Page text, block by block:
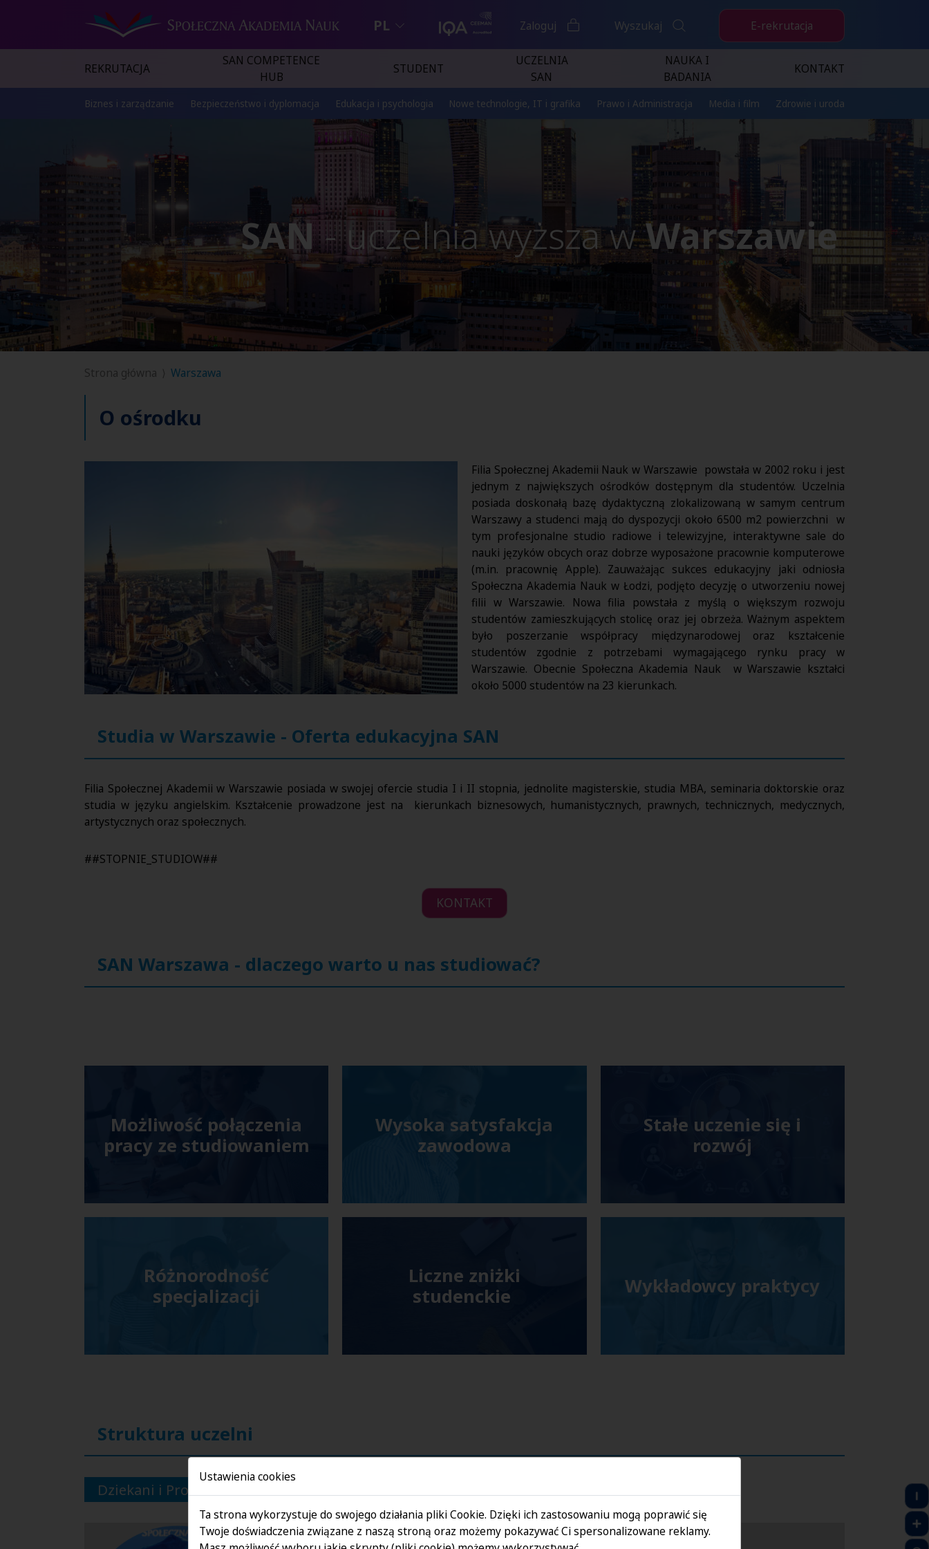
PL Zaloguj Wyszukaj E-rekrutacja
REKRUTACJA
SAN COMPETENCE
HUB
STUDENT
UCZELNIA
SAN
NAUKA I
BADANIA
KONTAKT
Biznes i zarządzanie Bezpieczeństwo i dyplomacja Edukacja i psychologia Nowe technologie, IT i grafika Prawo i Administracja Media i film Zdrowie i uroda
SAN- uczelnia wyższa wWarszawie
Strona główna Warszawa
O ośrodku
Filia Społecznej Akademii Nauk w Warszawie powstała w 2002 roku i jest
jednym z największych ośrodków dostępnym dla studentów. Uczelnia
posiada doskonałą bazę dydaktyczną zlokalizowaną w samym centrum
Warszawy a studenci mają do dyspozycji około 6500 m2 powierzchni w
tym profesjonalne studio radiowe i telewizyjne, interaktywne sale do
nauki języków obcych oraz dobrze wyposażone pracownie komputerowe
(m.in. pracownię Apple). Zauważając sukces edukacyjny jaki odniosła
Społeczna Akademia Nauk w Łodzi, podjęto decyzję o utworzeniu nowej
filii w Warszawie. Nowa filia powstała z myślą o większym rozwoju
studentów zamieszkujących stolicę oraz jej obrzeża. Ważnym aspektem
było poszerzanie współpracy międzynarodowej oraz kształcenie
studentów zgodnie z potrzebami wymagającego rynku pracy w
Warszawie. Obecnie Społeczna Akademia Nauk w Warszawie kształci
około 5000 studentów na 23 kierunkach.
Studia w Warszawie - Oferta edukacyjna SAN
Filia Społecznej Akademii w Warszawie posiada w swojej ofercie studia I i II stopnia, jednolite magisterskie, studia MBA, seminaria doktorskie oraz
studia w języku angielskim. Kształcenie prowadzone jest na kierunkach biznesowych, humanistycznych, prawnych, technicznych, medycznych,
artystycznych oraz społecznych.
##STOPNIE_STUDIOW##
KONTAKT
SAN Warszawa - dlaczego warto u nas studiować?
Możliwość połączenia
pracy ze studiowaniem
Wysoka satysfakcja
zawodowa
Stałe uczenie się i
rozwój
Różnorodność
specjalizacji
Liczne zniżki
studenckie
Wykładowcy praktycy
Struktura uczelni
Dziekani i Prodziekani Wydziałów
Ustawienia cookies
Ta strona wykorzystuje do swojego działania pliki Cookie. Dzięki ich zastosowaniu mogą poprawić się
Twoje doświadczenia związane z naszą stroną oraz możemy pokazywać Ci spersonalizowane reklamy.